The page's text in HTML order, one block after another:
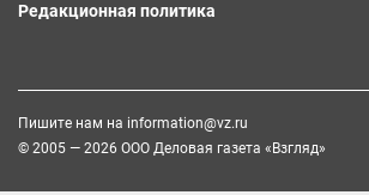
Редакционная политика
Пишите нам на information@vz.ru
© 2005 — 2026 ООО Деловая газета «Взгляд»